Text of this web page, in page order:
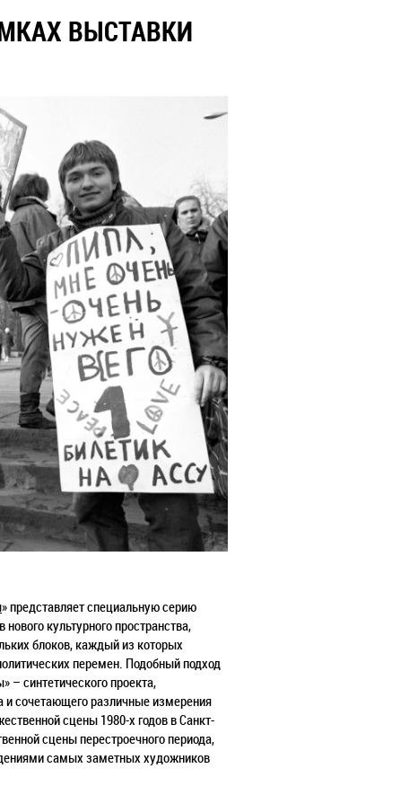
ВЫСТАВКИ
» представляет специальную серию
культурного пространства,
блоков, каждый из которых
перемен. Подобный подход
– синтетического проекта,
и сочетающего различные измерения
сцены 1980-х годов в Санкт-
сцены перестроечного периода,
самых заметных художников